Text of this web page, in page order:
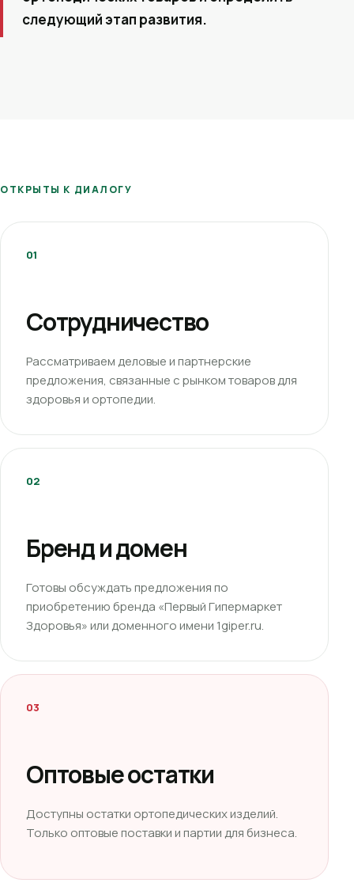
следующий этап развития.
ОТКРЫТЫ К ДИАЛОГУ
01
Сотрудничество
Рассматриваем деловые и партнерские
предложения, связанные с рынком товаров для
здоровья и ортопедии.
02
Бренд и домен
Готовы обсуждать предложения по
приобретению бренда «Первый Гипермаркет
Здоровья» или доменного имени 1giper.ru.
03
Оптовые остатки
Доступны остатки ортопедических изделий.
Только оптовые поставки и партии для бизнеса.